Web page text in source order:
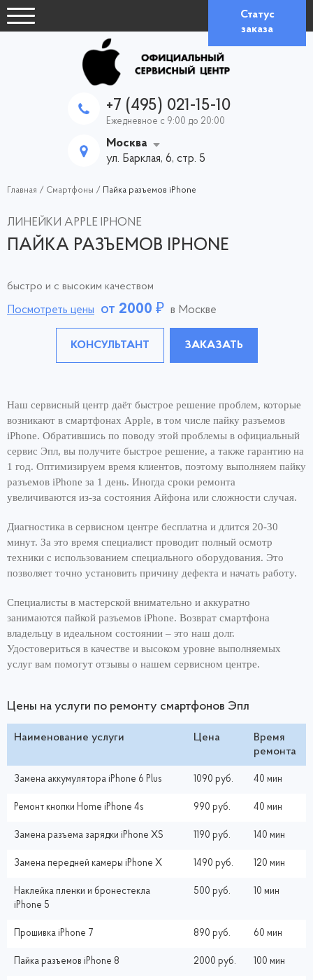
Статус
заказа
+7 (495) 021-15-10
Ежедневное с 9:00 до 20:00
Москва
ул. Барклая, 6, стр. 5
Главная / Смартфоны / Пайка разъемов iPhone
ЛИНЕЙКИ APPLE IPHONE
ПАЙКА РАЗЪЕМОВ IPHONE
быстро и с высоким качеством
Посмотреть цены от 2000 ₽ в Москве
КОНСУЛЬТАНТ ЗАКАЗАТЬ
Наш сервисный центр даёт быстрое решение проблем, которые
возникают в смартфонах Apple, в том числе пайку разъемов
iPhone. Обратившись по поводу этой проблемы в официальный
сервис Эпл, вы получите быстрое решение, а также гарантию на
1 год. Оптимизируем время клиентов, поэтому выполняем пайку
разъемов iPhone за 1 день. Иногда сроки ремонта
увеличиваются из-за состояния Айфона или сложности случая.
Диагностика в сервисном центре бесплатна и длится 20-30
минут. За это время специалист проводит полный осмотр
техники с использованием специального оборудования. Это
позволяет точно установить причину дефекта и начать работу.
Специалисты в мастерской внимательно и аккуратно
занимаются пайкой разъемов iPhone. Возврат смартфона
владельцу в идеальном состоянии – это наш долг.
Удостовериться в качестве и высоком уровне выполняемых
услуг вам помогут отзывы о нашем сервисном центре.
Цены на услуги по ремонту смартфонов Эпл
Наименование услуги Цена
Время
ремонта
Замена аккумулятора iPhone 6 Plus 1090 руб. 40 мин
Ремонт кнопки Home iPhone 4s 990 руб. 40 мин
Замена разъема зарядки iPhone XS 1190 руб. 140 мин
Замена передней камеры iPhone X 1490 руб. 120 мин
Наклейка пленки и бронестекла
iPhone 5
500 руб. 10 мин
Прошивка iPhone 7 890 руб. 60 мин
Пайка разъемов iPhone 8 2000 руб. 100 мин